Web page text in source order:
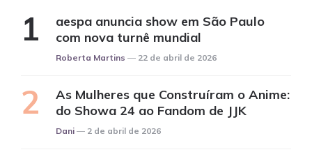
aespa anuncia show em São Paulo
com nova turnê mundial
Posted
Roberta Martins 22 de abril de 2026
As Mulheres que Construíram o Anime:
do Showa 24 ao Fandom de JJK
Posted
Dani 2 de abril de 2026